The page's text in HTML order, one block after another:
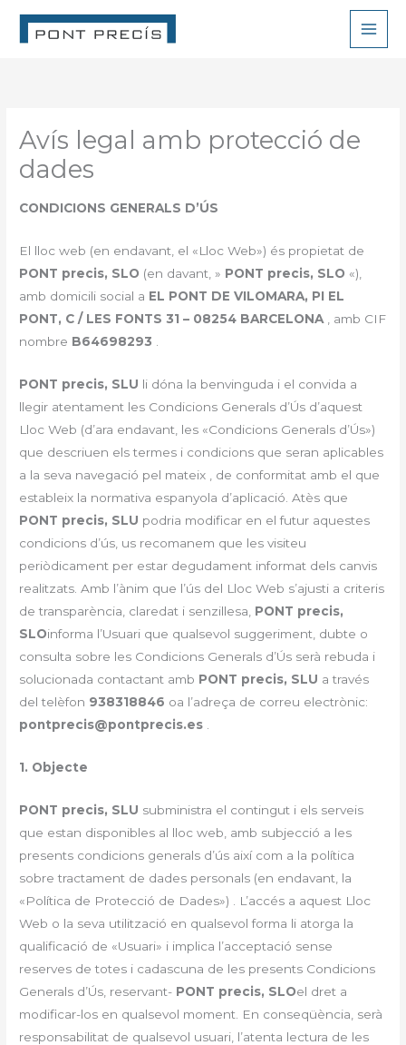
Avís legal amb protecció de
dades
CONDICIONS GENERALS D’ÚS
El lloc web (en endavant, el «Lloc Web») és propietat de
PONT precis, SLO (en davant, » PONT precis, SLO «),
amb domicili social a EL PONT DE VILOMARA, PI EL
PONT, C / LES FONTS 31 – 08254 BARCELONA , amb CIF
nombre B64698293
PONT precis, SLU li dóna la benvinguda i el convida a
llegir atentament les Condicions Generals d’Ús d’aquest
Lloc Web (d’ara endavant, les «Condicions Generals d’Ús»)
que descriuen els termes i condicions que seran aplicables
a la seva navegació pel mateix , de conformitat amb el que
estableix la normativa espanyola d’aplicació. Atès que
PONT precis, SLU podria modificar en el futur aquestes
condicions d’ús, us recomanem que les visiteu
periòdicament per estar degudament informat dels canvis
realitzats. Amb l’ànim que l’ús del Lloc Web s’ajusti a criteris
de transparència, claredat i senzillesa, PONT precis,
SLOinforma l’Usuari que qualsevol suggeriment, dubte o
consulta sobre les Condicions Generals d’Ús serà rebuda i
solucionada contactant amb PONT precis, SLU a través
del telèfon 938318846 oa l’adreça de correu electrònic:
pontprecis@pontprecis.es
1. Objecte
PONT precis, SLU subministra el contingut i els serveis
que estan disponibles al lloc web, amb subjecció a les
presents condicions generals d’ús així com a la política
sobre tractament de dades personals (en endavant, la
«Política de Protecció de Dades») . L’accés a aquest Lloc
Web o la seva utilització en qualsevol forma li atorga la
qualificació de «Usuari» i implica l’acceptació sense
reserves de totes i cadascuna de les presents Condicions
Generals d’Ús, reservant- PONT precis, SLOel dret a
modificar-los en qualsevol moment. En conseqüència, serà
responsabilitat de qualsevol usuari, l’atenta lectura de les